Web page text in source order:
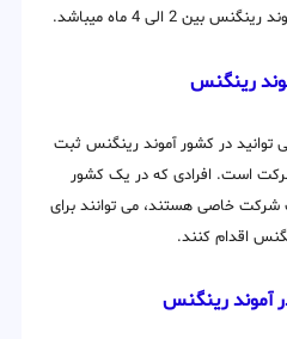
2 الی 4 ماه میباشد.
رینگنس
توانید در کشور آموند رینگنس ثبت
است. افرادی که در یک کشور
خاصی هستند، می توانند برای
اقدام کنند.
آموند رینگنس